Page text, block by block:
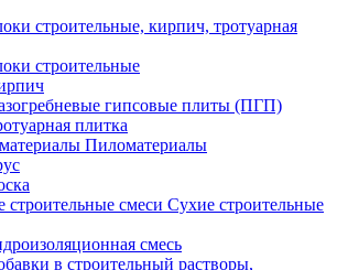
строительные, кирпич, тротуарная
строительные
гипсовые плиты (ПГП)
плитка
Пиломатериалы
Сухие строительные
смесь
в строительный растворы,